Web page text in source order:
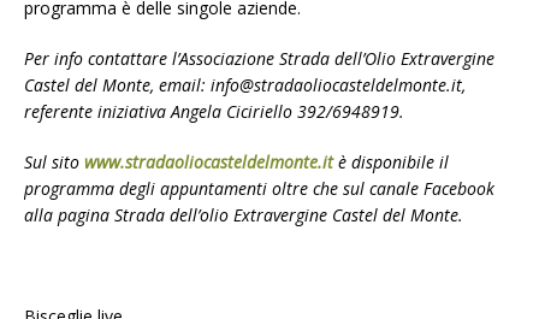
programma è delle singole aziende.
Per info contattare l’Associazione Strada dell’Olio Extravergine
Castel del Monte, email: info@stradaoliocasteldelmonte.it,
referente iniziativa Angela Ciciriello 392/6948919.
Sul sito www.stradaoliocasteldelmonte.itè disponibile il
programma degli appuntamenti oltre che sul canale Facebook
alla pagina Strada dell’olio Extravergine Castel del Monte.